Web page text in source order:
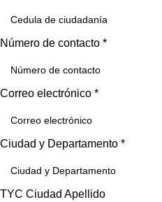
Número de contacto *
Correo electrónico *
Ciudad y Departamento *
TYC Ciudad Apellido